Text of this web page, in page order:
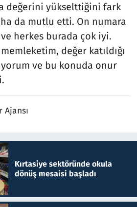
değerini yükselttiğini fark
da mutlu etti. On numara
herkes burada çok iyi.
değer katıldığı
ve bu konuda onur
Ajansı
Kırtasiye sektöründe okula
dönüş mesaisi başladı